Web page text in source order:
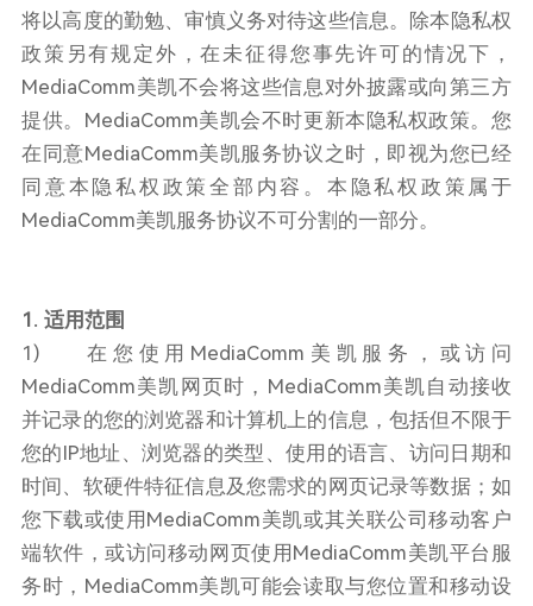
将以高度的勤勉、审慎义务对待这些信息。除本隐私权
政策另有规定外，在未征得您事先许可的情况下，
MediaComm美凯不会将这些信息对外披露或向第三方
提供。MediaComm美凯会不时更新本隐私权政策。您
在同意MediaComm美凯服务协议之时，即视为您已经
同意本隐私权政策全部内容。本隐私权政策属于
MediaComm美凯服务协议不可分割的一部分。
1. 适用范围
1) 在您使用MediaComm美凯服务，或访问
MediaComm美凯网页时，MediaComm美凯自动接收
并记录的您的浏览器和计算机上的信息，包括但不限于
您的IP地址、浏览器的类型、使用的语言、访问日期和
时间、软硬件特征信息及您需求的网页记录等数据；如
您下载或使用MediaComm美凯或其关联公司移动客户
端软件，或访问移动网页使用MediaComm美凯平台服
务时，MediaComm美凯可能会读取与您位置和移动设